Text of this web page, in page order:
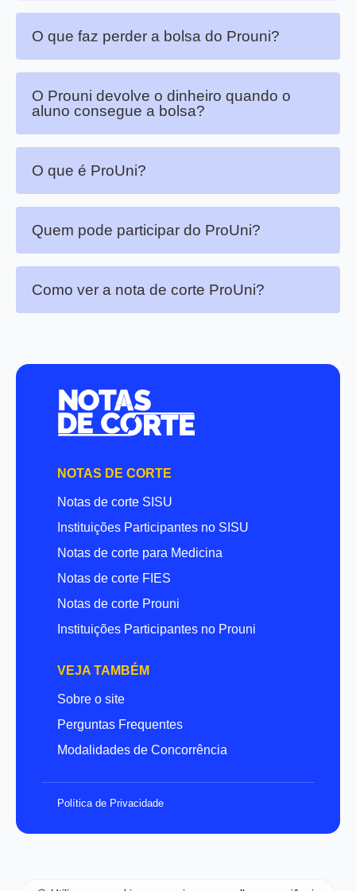
O que faz perder a bolsa do Prouni?
O Prouni devolve o dinheiro quando o
aluno consegue a bolsa?
O que é ProUni?
Quem pode participar do ProUni?
Como ver a nota de corte ProUni?
NOTAS DE CORTE
Notas de corte SISU
Instituições Participantes no SISU
Notas de corte para Medicina
Notas de corte FIES
Notas de corte Prouni
Instituições Participantes no Prouni
VEJA TAMBÉM
Sobre o site
Perguntas Frequentes
Modalidades de Concorrência
Política de Privacidade